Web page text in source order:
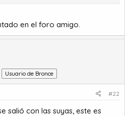
en el foro amigo.
Usuario de Bronce
#22
salió con las suyas, este es